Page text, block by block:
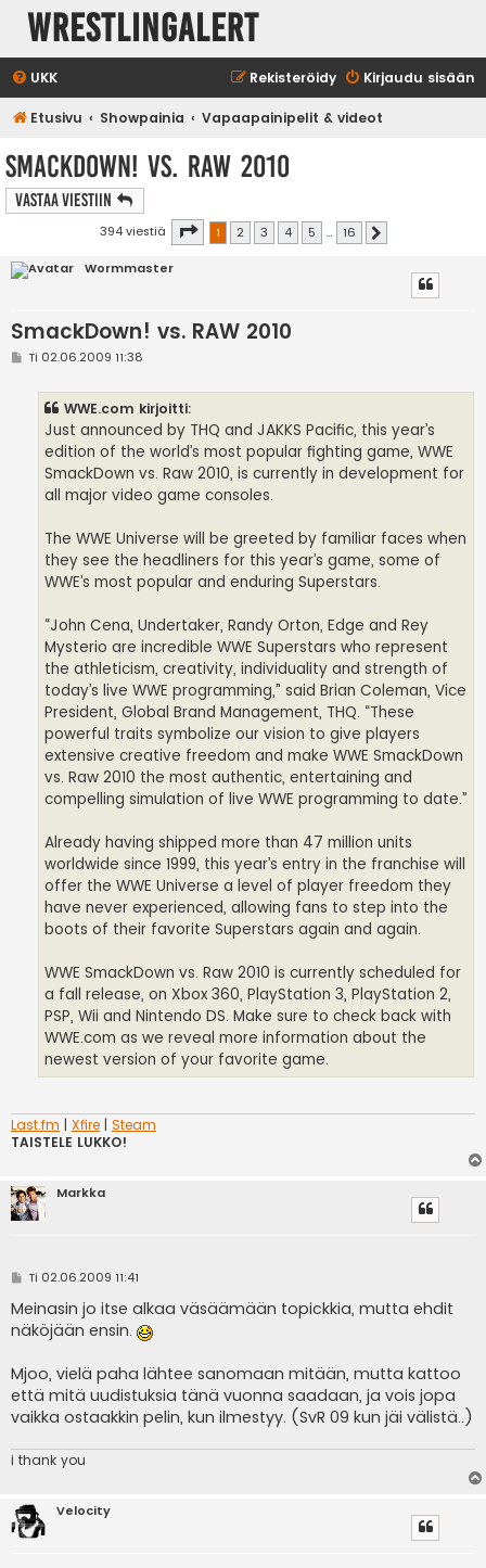
WrestlingAlert
UKK Kirjaudu sisään
Rekisteröidy
Etusivu Showpainia Vapaapainipelit & videot
SmackDown! vs. RAW 2010
Vastaa Viestiin
394 viestiä Sivu /16
1 2 3 4 5 … 16
Wormmaster
SmackDown! vs. RAW 2010
VTi 02.06.2009 11:38
WWE.com kirjoitti:
Just announced by THQ and JAKKS Pacific, this year’s
edition of the world’s most popular fighting game, WWE
SmackDown vs. Raw 2010, is currently in development for
all major video game consoles.
The WWE Universe will be greeted by familiar faces when
they see the headliners for this year’s game, some of
WWE’s most popular and enduring Superstars.
“John Cena, Undertaker, Randy Orton, Edge and Rey
Mysterio are incredible WWE Superstars who represent
the athleticism, creativity, individuality and strength of
today’s live WWE programming,” said Brian Coleman, Vice
President, Global Brand Management, THQ. “These
powerful traits symbolize our vision to give players
extensive creative freedom and make WWE SmackDown
vs. Raw 2010 the most authentic, entertaining and
compelling simulation of live WWE programming to date.”
Already having shipped more than 47 million units
worldwide since 1999, this year’s entry in the franchise will
offer the WWE Universe a level of player freedom they
have never experienced, allowing fans to step into the
boots of their favorite Superstars again and again.
WWE SmackDown vs. Raw 2010 is currently scheduled for
a fall release, on Xbox 360, PlayStation 3, PlayStation 2,
PSP, Wii and Nintendo DS. Make sure to check back with
WWE.com as we reveal more information about the
newest version of your favorite game.
Last.fm | Xfire | Steam
TAISTELE LUKKO!
Markka
V
e
s
t
Ti 02.06.2009 11:41
Meinasin jo itse alkaa väsäämään topickkia, mutta ehdit
näköjään ensin.
Mjoo, vielä paha lähtee sanomaan mitään, mutta kattoo
että mitä uudistuksia tänä vuonna saadaan, ja vois jopa
vaikka ostaakkin pelin, kun ilmestyy. (SvR 09 kun jäi välistä..)
i thank you
Velocity